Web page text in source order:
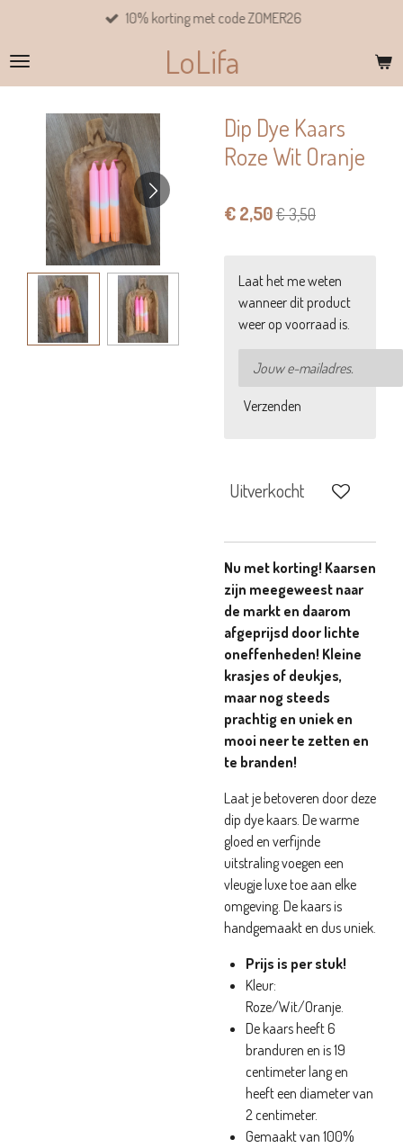
naar
de
LoLifa
10% korting met code ZOMER26
Dip Dye Kaars
Roze Wit Oranje
€ 2,50€ 3,50
Laat het me weten
wanneer dit product
weer op voorraad is.
Verzenden
Uitverkocht
Nu met korting! Kaarsen
zijn meegeweest naar
de markt en daarom
afgeprijsd door lichte
oneffenheden! Kleine
krasjes of deukjes,
maar nog steeds
prachtig en uniek en
mooi neer te zetten en
te branden!
Laat je betoveren door deze
dip dye kaars. De warme
gloed en verfijnde
uitstraling voegen een
vleugje luxe toe aan elke
omgeving. De kaars is
handgemaakt en dus uniek.
Prijs is per stuk!
Kleur:
Roze/Wit/Oranje.
De kaars heeft 6
branduren en is 19
centimeter lang en
heeft een diameter van
2 centimeter.
Gemaakt van 100%